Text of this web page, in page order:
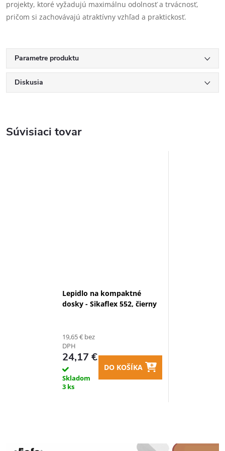
projekty, ktoré vyžadujú maximálnu odolnosť a trvácnosť,
pričom si zachovávajú atraktívny vzhľad a praktickosť.
Parametre produktu
Diskusia
Súvisiaci tovar
Lepidlo na kompaktné
dosky - Sikaflex 552, čierny
19,65 € bez
DPH
24,17 €
Skladom
3 ks
DO KOŠÍKA